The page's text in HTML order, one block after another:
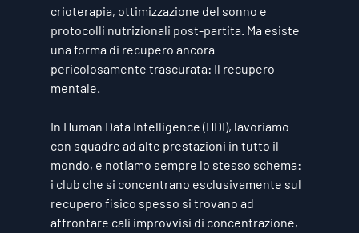
crioterapia, ottimizzazione del sonno e
protocolli nutrizionali post-partita. Ma esiste
una forma di recupero ancora
pericolosamente trascurata: Il recupero
mentale.
In Human Data Intelligence (HDI), lavoriamo
con squadre ad alte prestazioni in tutto il
mondo, e notiamo sempre lo stesso schema:
i club che si concentrano esclusivamente sul
recupero fisico spesso si trovano ad
affrontare cali improvvisi di concentrazione,